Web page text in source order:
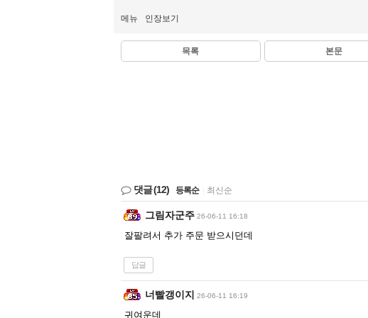
메뉴 인장보기
목록 본문
댓글(12) 등록순 최신순
그림자군주 26-06-11 16:18
잘팔려서 추가 주문 받으시던데
답글
너빨갱이지 26-06-11 16:19
귀여운데